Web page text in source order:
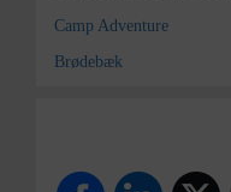
Camp Adventure
Brødebæk